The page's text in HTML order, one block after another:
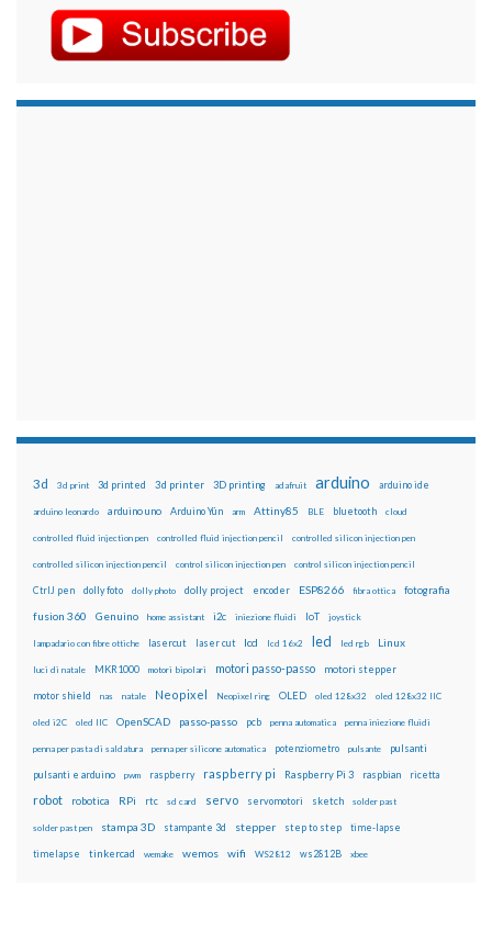
3d 3d print 3d printed 3d printer 3D printing adafruit arduino arduino ide
arduino leonardo arduino uno Arduino Yún arm Attiny85 BLE bluetooth cloud
controlled fluid injection pen controlled fluid injection pencil controlled silicon injection pen
controlled silicon injection pencil control silicon injection pen control silicon injection pencil
CtrlJ pen dolly foto dolly photo dolly project encoder ESP8266 fibra ottica fotografia
fusion 360 Genuino home assistant i2c iniezione fluidi IoT joystick
lampadario con fibre ottiche lasercut laser cut lcd lcd 16x2 led led rgb Linux
luci di natale MKR1000 motori bipolari motori passo-passo motori stepper
motor shield nas natale Neopixel Neopixel ring OLED oled 128x32 oled 128x32 IIC
oled i2C oled IIC OpenSCAD passo-passo pcb penna automatica penna iniezione fluidi
penna per pasta di saldatura penna per silicone automatica potenziometro pulsante pulsanti
pulsanti e arduino pwm raspberry raspberry pi Raspberry Pi 3 raspbian ricetta
robot robotica RPi rtc sd card servo servomotori sketch solder past
solder past pen stampa 3D stampante 3d stepper step to step time-lapse
timelapse tinkercad wemake wemos wifi WS2812 ws2812B xbee